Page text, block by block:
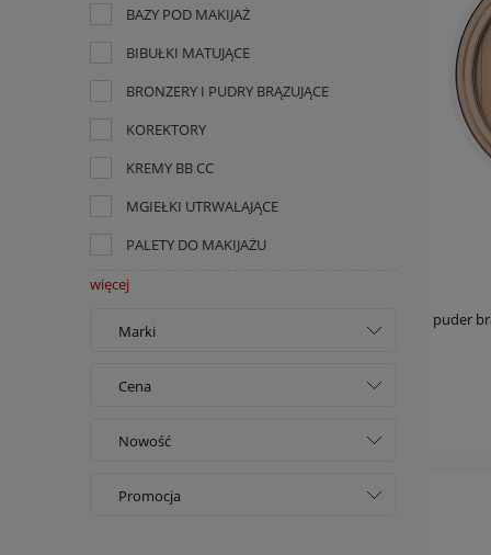
BAZY POD MAKIJAŻ
BIBUŁKI MATUJĄCE
BRONZERY I PUDRY BRĄZUJĄCE
KOREKTORY
KREMY BB CC
MGIEŁKI UTRWALAJĄCE
PALETY DO MAKIJAŻU
więcej
Marki
BELL
Cena
Nowość
Promocja
puder